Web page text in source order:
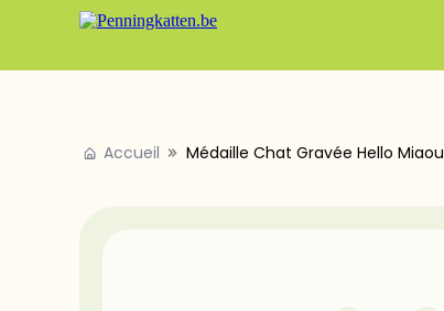
Accueil Médaille Chat Gravée Hello Miaou